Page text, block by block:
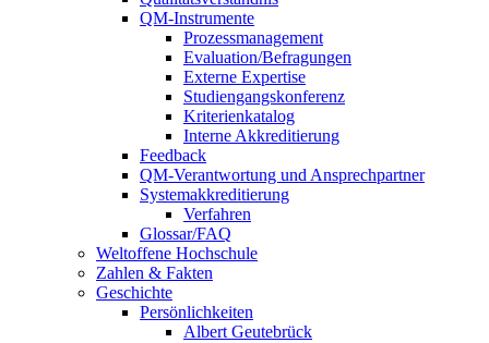
QM-Instrumente
Prozessmanagement
Evaluation/Befragungen
Externe Expertise
Studiengangskonferenz
Kriterienkatalog
Interne Akkreditierung
Feedback
QM-Verantwortung und Ansprechpartner
Systemakkreditierung
Verfahren
Glossar/FAQ
Weltoffene Hochschule
Zahlen & Fakten
Geschichte
Persönlichkeiten
Albert Geutebrück